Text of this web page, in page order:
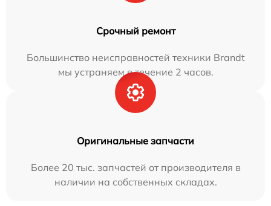
Срочный ремонт
Большинство неисправностей техники Brandt
мы устраняем в течение 2 часов.
Оригинальные запчасти
Более 20 тыс. запчастей от производителя в
наличии на собственных складах.